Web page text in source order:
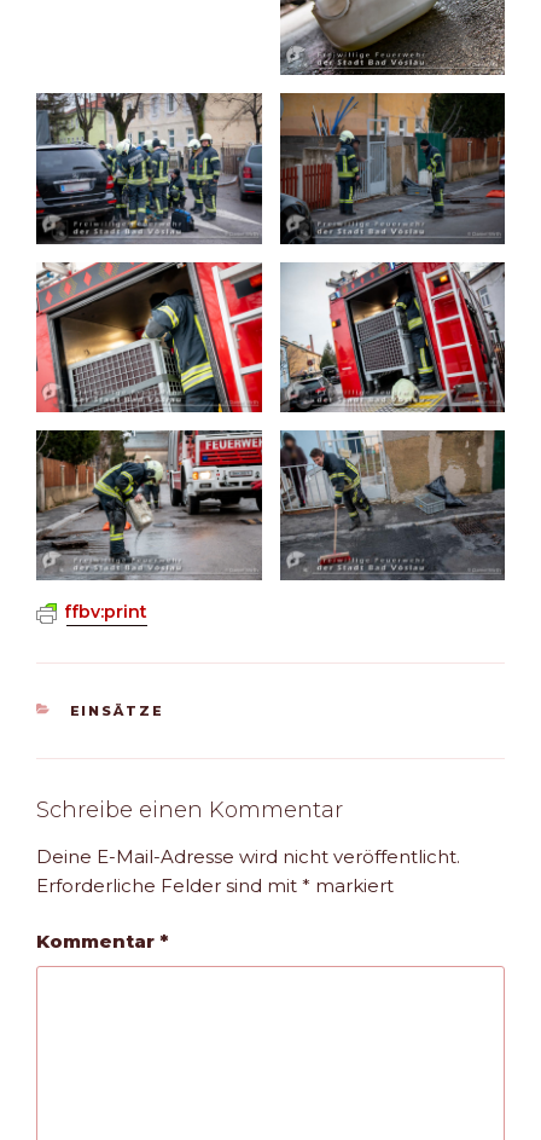
ffbv:print
KATEGORIEN
EINSÄTZE
Schreibe einen Kommentar
Deine E-Mail-Adresse wird nicht veröffentlicht.
Erforderliche Felder sind mit * markiert
Kommentar *